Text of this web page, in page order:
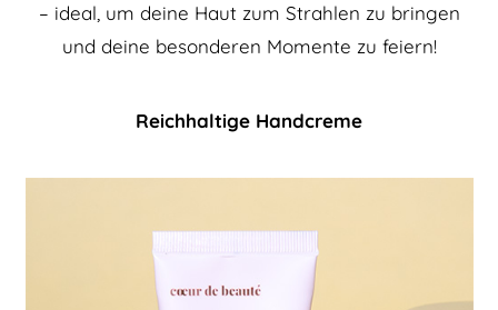
– ideal, um deine Haut zum Strahlen zu bringen
und deine besonderen Momente zu feiern!
Reichhaltige Handcreme